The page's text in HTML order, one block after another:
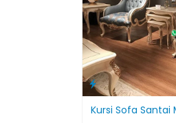
Kursi Sofa Santai